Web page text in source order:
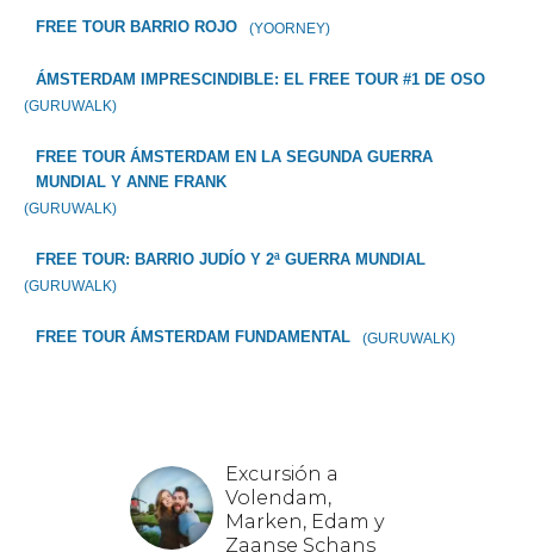
FREE TOUR BARRIO ROJO (YOORNEY)
ÁMSTERDAM IMPRESCINDIBLE: EL FREE TOUR #1 DE OSO
(GURUWALK)
FREE TOUR ÁMSTERDAM EN LA SEGUNDA GUERRA
MUNDIAL Y ANNE FRANK
(GURUWALK)
FREE TOUR: BARRIO JUDÍO Y 2ª GUERRA MUNDIAL
(GURUWALK)
FREE TOUR ÁMSTERDAM FUNDAMENTAL (GURUWALK)